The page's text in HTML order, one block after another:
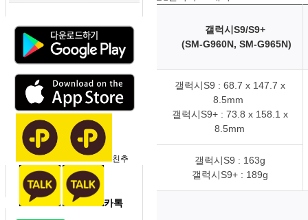
친추
카톡
갤럭시S9/S9+
(SM-G960N, SM-G965N)
갤럭시S9 : 68.7 x 147.7 x
8.5mm
갤럭시S9+ : 73.8 x 158.1 x
8.5mm
갤럭시S9 : 163g
갤럭시S9+ : 189g